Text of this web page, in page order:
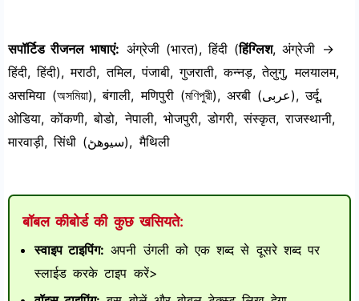
सपॉर्टिड रीजनल भाषाएं: अंग्रेजी (भारत), हिंदी (हिंग्लिश, अंग्रेजी ->
हिंदी, हिंदी), मराठी, तमिल, पंजाबी, गुजराती, कन्नड़, तेलुगु, मलयालम,
असमिया (অসমিয়া), बंगाली, मणिपुरी (মণিপুরী), अरबी (عربى), उर्दू,
ओडिया, कोंकणी, बोडो, नेपाली, भोजपुरी, डोगरी, संस्कृत, राजस्थानी,
मारवाड़ी, सिंधी (سيوهڻ), मैथिली
बॉबल कीबोर्ड की कुछ खसियते:
स्वाइप टाइपिंग: अपनी उंगली को एक शब्द से दूसरे शब्द पर
स्लाईड करके टाइप करें>